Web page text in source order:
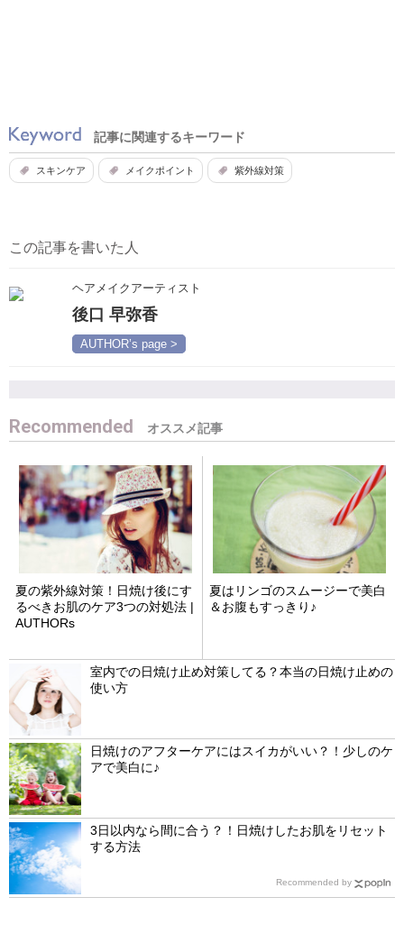
記事に関連するキーワード
スキンケア メイクポイント 紫外線対策
この記事を書いた人
ヘアメイクアーティスト
後口 早弥香
AUTHOR’s page >
Recommended
夏の紫外線対策！日焼け後にす
るべきお肌のケア3つの対処法 |
AUTHORs
夏はリンゴのスムージーで美白
＆お腹もすっきり♪
室内での日焼け止め対策してる？本当の日焼け止めの
使い方
日焼けのアフターケアにはスイカがいい？！少しのケ
アで美白に♪
3日以内なら間に合う？！日焼けしたお肌をリセット
する方法
Recommended by